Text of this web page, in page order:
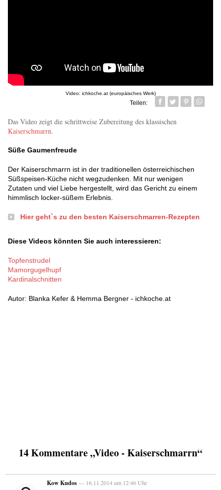
Video: ichkoche.at (europäisches Werk)
Teilen:
Facebook
TwitterPin it
Das Video zeigt die schrittweise Zubereitung des klassischen
Kaiserschmarrn.
Süße Gaumenfreude
Der Kaiserschmarrn ist in der traditionellen österreichischen
Süßspeisen-Küche nicht wegzudenken. Mit nur wenigen
Zutaten und viel Liebe hergestellt, wird das Gericht zu einem
himmlisch locker-süßem Erlebnis.
Hier geht`s zu den besten Kaiserschmarren-Rezepten
Diese Videos könnten Sie auch interessieren:
Topfenstrudel
Mamorgugelhupf
Kardinalschnitten
Autor: Blanka Kefer & Hemma Bergner - ichkoche.at
14 Kommentare „Video - Kaiserschmarrn“
Kow Kudos— 16.11.2014 um 12:46 Uhr